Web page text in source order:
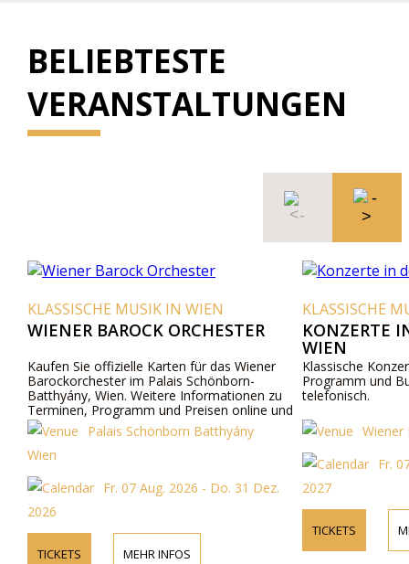
BELIEBTESTE
VERANSTALTUNGEN
KLASSISCHE MUSIK IN WIEN
WIENER BAROCK ORCHESTER
Kaufen Sie offizielle Karten für das Wiener
Barockorchester im Palais Schönborn-
Batthyány, Wien. Weitere Informationen zu
Terminen, Programm und Preisen online und
telefonisch.Palais Schönborn Batthyány
Wien
Fr. 07 Aug. 2026 - Do. 31 Dez.
2026
TICKETS MEHR INFOS
KLASSISCHE
KONZERTE
WIEN
Klassische
Programm und
telefonisch.
Wiener
Fr.
2027
TICKETS